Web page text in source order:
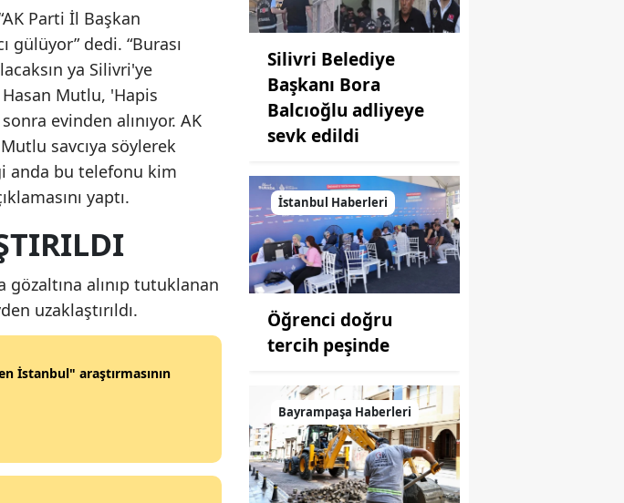
Parti İl Başkan
gülüyor” dedi. “Burası
ya Silivri'ye
Hasan Mutlu, 'Hapis
evinden alınıyor. AK
savcıya söylerek
anda bu telefonu kim
yaptı.
alınıp tutuklanan
uzaklaştırıldı.
İstanbul" araştırmasının
Silivri Belediye
Başkanı Bora
Balcıoğlu adliyeye
sevk edildi
İstanbul Haberleri
Öğrenci doğru
tercih peşinde
Bayrampaşa Haberleri